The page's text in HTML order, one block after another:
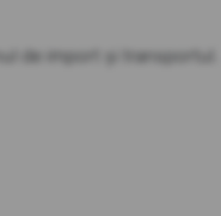
de import și transportul.